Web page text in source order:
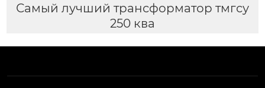
Самый лучший трансформатор тмгсу
250 ква